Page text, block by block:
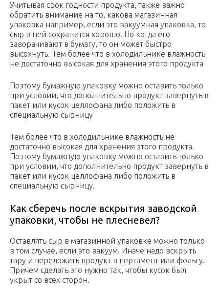
Учитывая срок годности продукта, также важно
обратить внимание на то, какова магазинная
упаковка например, если это вакуумная упаковка, то
сыр в ней сохранится хорошо. Но когда его
заворачивают в бумагу, то он может быстро
высохнуть. Тем более что в холодильнике влажность
не достаточно высокая для хранения этого продукта
Поэтому бумажную упаковку можно оставить только
при условии, что дополнительно продукт завернуть в
пакет или кусок целлофана либо положить в
специальную сырницу
Тем более что в холодильнике влажность не
достаточно высокая для хранения этого продукта.
Поэтому бумажную упаковку можно оставить только
при условии, что дополнительно продукт завернуть в
пакет или кусок целлофана либо положить в
специальную сырницу.
Как сберечь после вскрытия заводской
упаковки, чтобы не плесневел?
Оставлять сыр в магазинной упаковке можно только
в том случае, если это вакуум. Иначе надо вскрыть
тару и переложить продукт в пергамент или фольгу.
Причем сделать это нужно так, чтобы кусок был
укрыт со всех сторон.